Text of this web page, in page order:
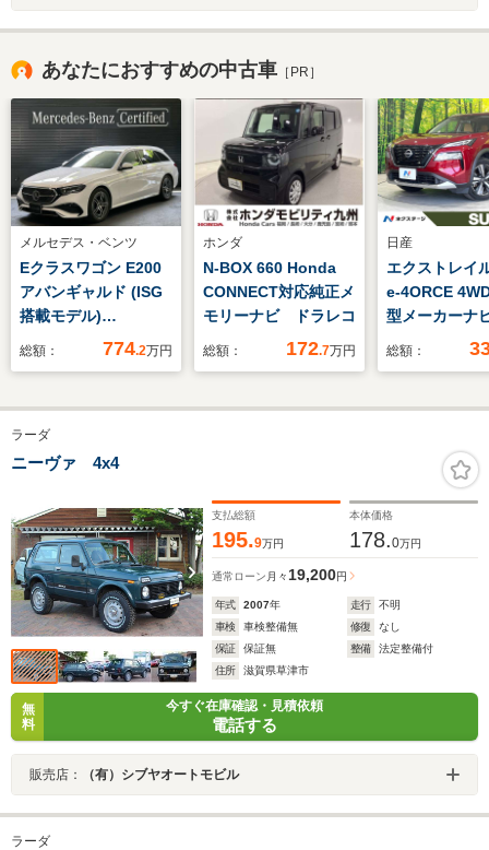
あなたにおすすめの中古車 ［PR］
メルセデス・ベンツ
Eクラスワゴン E200
アバンギャルド (ISG
搭載モデル)
MP202501 ワンオー
年付き 新車保証継
承 AMGラインパッ
ケージ レザーエクス
ジ アドバンスドパッ
ケージ デジタルイン
テリアパッケージ 禁
煙車
総額： 774.2万円
ホンダ
N-BOX 660 Honda
CONNECT対応純正メ
モリーナビ ドラレコ
総額： 172.7万円
日産
エクストレイ
e-4ORCE
型メーカーナ
パイロット
レコ シート
ー スマー
LEDヘッド
ンETC
総額：
ラーダ
ニーヴァ 4x4
支払総額
195.9万円
本体価格
178.0万円
通常ローン 月々 19,200円
年式 2007年 走行
不明
車検
車検整備無 修復
なし
保証
保証無 整備
法定整備付
住所
滋賀県草津市
無
料
今すぐ在庫確認・見積依頼
電話する
販売店： （有）シブヤオートモビル
ラーダ